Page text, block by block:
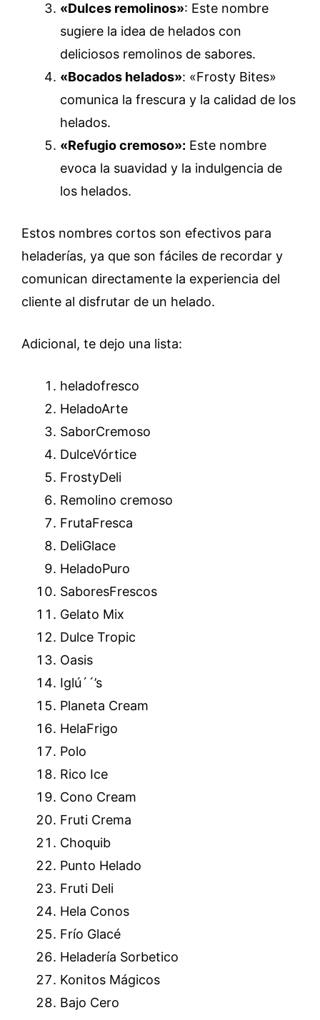
«Dulces remolinos»: Este nombre
sugiere la idea de helados con
deliciosos remolinos de sabores.
«Bocados helados»: «Frosty Bites»
comunica la frescura y la calidad de los
helados.
«Refugio cremoso»: Este nombre
evoca la suavidad y la indulgencia de
los helados.
Estos nombres cortos son efectivos para
heladerías, ya que son fáciles de recordar y
comunican directamente la experiencia del
cliente al disfrutar de un helado.
Adicional, te dejo una lista:
heladofresco
HeladoArte
SaborCremoso
DulceVórtice
FrostyDeli
Remolino cremoso
FrutaFresca
DeliGlace
HeladoPuro
SaboresFrescos
Gelato Mix
Dulce Tropic
Oasis
Iglú´´’s
Planeta Cream
HelaFrigo
Polo
Rico Ice
Cono Cream
Fruti Crema
Choquib
Punto Helado
Fruti Deli
Hela Conos
Frío Glacé
Heladería Sorbetico
Konitos Mágicos
Bajo Cero